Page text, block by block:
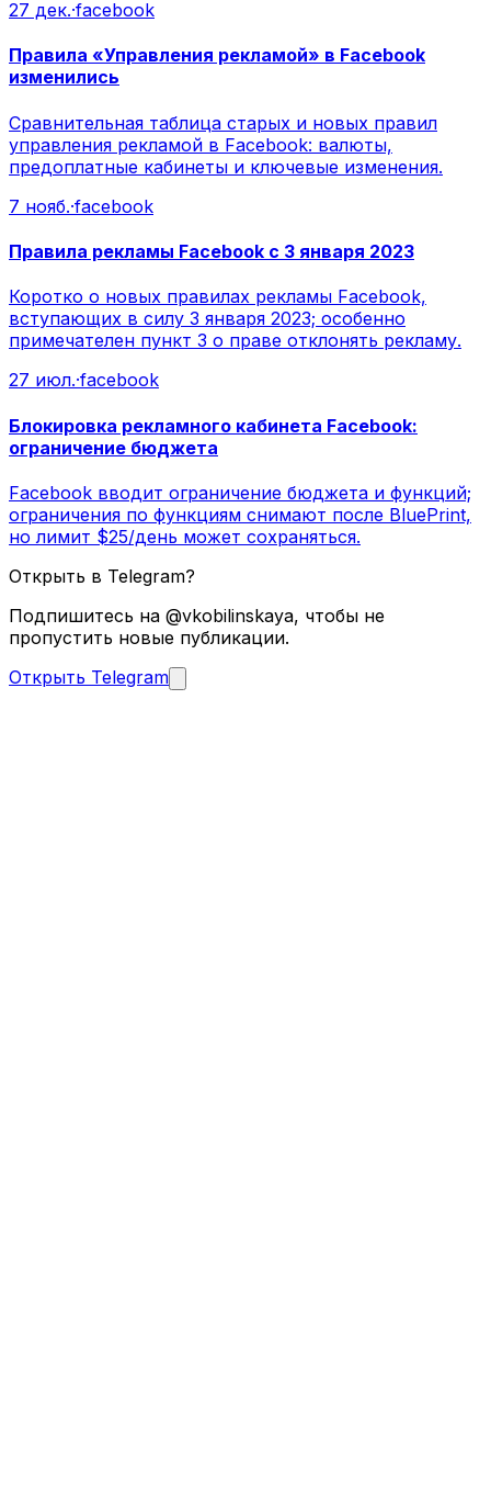
27 дек.·facebook
Правила «Управления рекламой» в Facebook
изменились
Сравнительная таблица старых и новых правил
управления рекламой в Facebook: валюты,
предоплатные кабинеты и ключевые изменения.
7 нояб.·facebook
Правила рекламы Facebook с 3 января 2023
Коротко о новых правилах рекламы Facebook,
вступающих в силу 3 января 2023; особенно
примечателен пункт 3 о праве отклонять рекламу.
27 июл.·facebook
Блокировка рекламного кабинета Facebook:
ограничение бюджета
Facebook вводит ограничение бюджета и функций;
ограничения по функциям снимают после BluePrint,
но лимит $25/день может сохраняться.
Открыть в Telegram?
Подпишитесь на @vkobilinskaya, чтобы не
пропустить новые публикации.
Открыть Telegram